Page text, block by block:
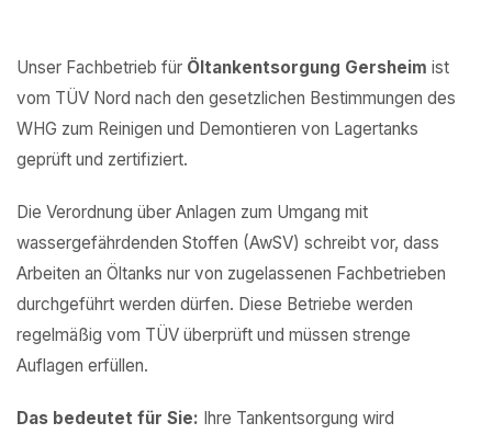
Unser Fachbetrieb für Öltankentsorgung Gersheim ist
vom TÜV Nord nach den gesetzlichen Bestimmungen des
WHG zum Reinigen und Demontieren von Lagertanks
geprüft und zertifiziert.
Die Verordnung über Anlagen zum Umgang mit
wassergefährdenden Stoffen (AwSV) schreibt vor, dass
Arbeiten an Öltanks nur von zugelassenen Fachbetrieben
durchgeführt werden dürfen. Diese Betriebe werden
regelmäßig vom TÜV überprüft und müssen strenge
Auflagen erfüllen.
Das bedeutet für Sie: Ihre Tankentsorgung wird